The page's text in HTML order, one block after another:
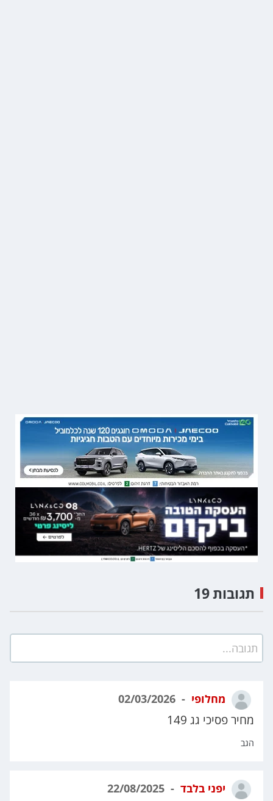
תגובה...
מחלופי
מחיר פסיכי גג 149
הגב
יפני בלבד